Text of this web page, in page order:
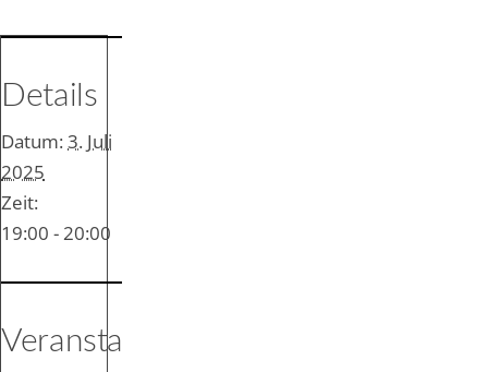
Details
Datum:3. Juli
2025
Zeit:
19:00 - 20:00
Veranstaltungsort